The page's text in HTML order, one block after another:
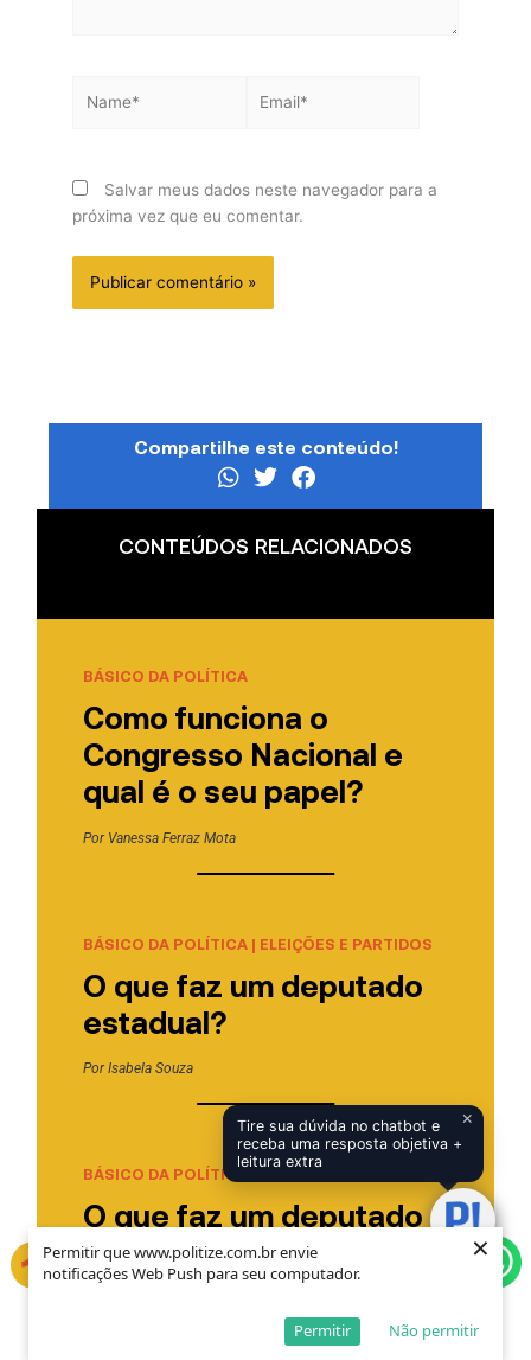
Permitir que www.politize.com.br envie
notificações Web Push para seu computador.
Não permitir
Permitir
×
Permitir que www.politize.com.br envie
notificações Web Push para seu computador.
Não permitir
Permitir
×
Salvar meus dados neste navegador para a
próxima vez que eu comentar.
Compartilhe este conteúdo!
CONTEÚDOS RELACIONADOS
BÁSICO DA POLÍTICA
Como funciona o
Congresso Nacional e
qual é o seu papel?
Por Vanessa Ferraz Mota
BÁSICO DA POLÍTICA| ELEIÇÕES E PARTIDOS
O que faz um deputado
estadual?
PorIsabela Souza
BÁSICO DA POLÍTICA
O que faz um deputado
federal?
Tire sua dúvida no chatbot e
receba uma resposta objetiva +
leitura extra
×